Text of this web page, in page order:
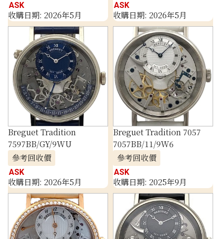
ASK
收購日期: 2026年5月
ASK
收購日期: 2026年5月
Breguet Tradition
7597BB/GY/9WU
參考回收價
ASK
收購日期: 2026年5月
Breguet Tradition 7057
7057BB/11/9W6
參考回收價
ASK
收購日期: 2025年9月